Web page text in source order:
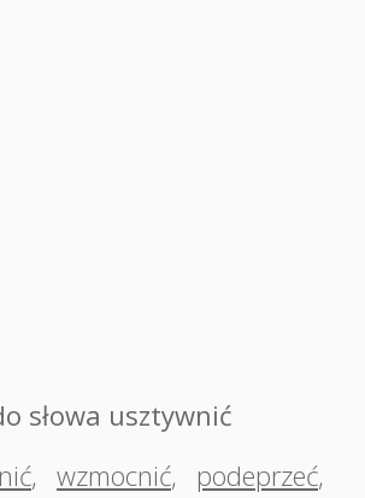
słowa usztywnić
, wzmocnić, podeprzeć,